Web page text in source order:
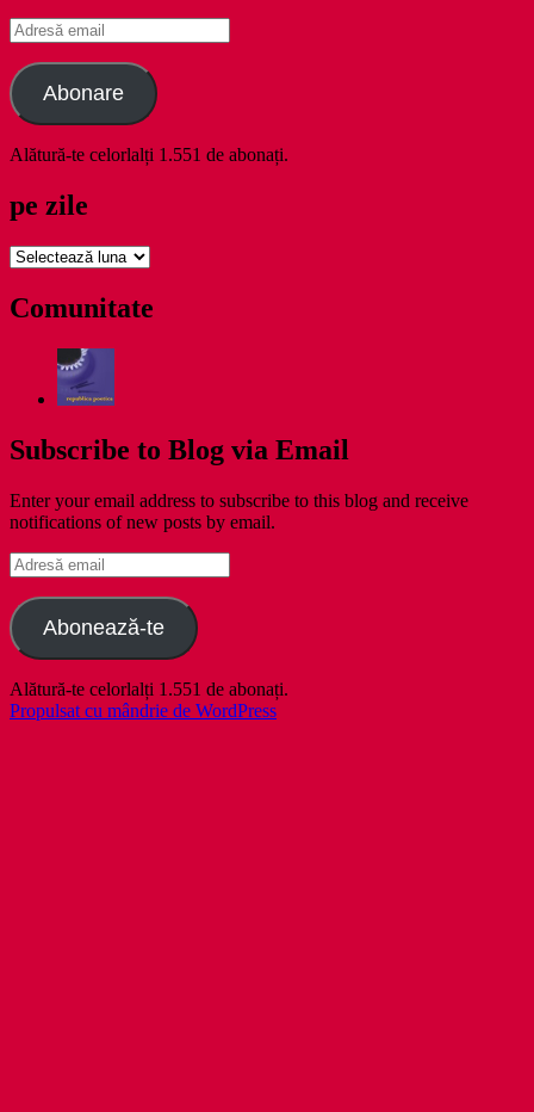
Adresă
email
Abonare
Alătură-te celorlalți 1.551 de abonați.
pe zile
pe
Comunitate
Subscribe to Blog via Email
Enter your email address to subscribe to this blog and receive
notifications of new posts by email.
Adresă
email
Abonează-te
Alătură-te celorlalți 1.551 de abonați.
Propulsat cu mândrie de WordPress